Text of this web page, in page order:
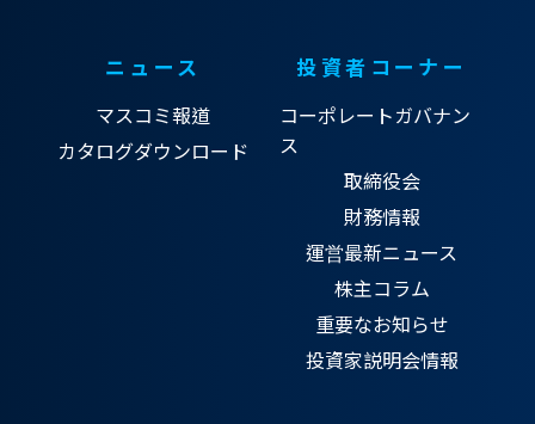
ニュース
マスコミ報道
カタログダウンロード
投資者コーナー
コーポレートガバナン
ス
取締役会
財務情報
運営最新ニュース
株主コラム
重要なお知らせ
投資家説明会情報